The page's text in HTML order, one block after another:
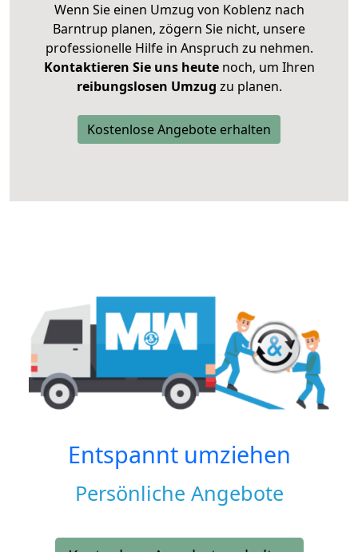
Wenn Sie einen Umzug von Koblenz nach
Barntrup planen, zögern Sie nicht, unsere
professionelle Hilfe in Anspruch zu nehmen.
Kontaktieren Sie uns heutenoch, um Ihren
reibungslosen Umzug zu planen.
Kostenlose Angebote erhalten
Entspannt umziehen
Persönliche Angebote